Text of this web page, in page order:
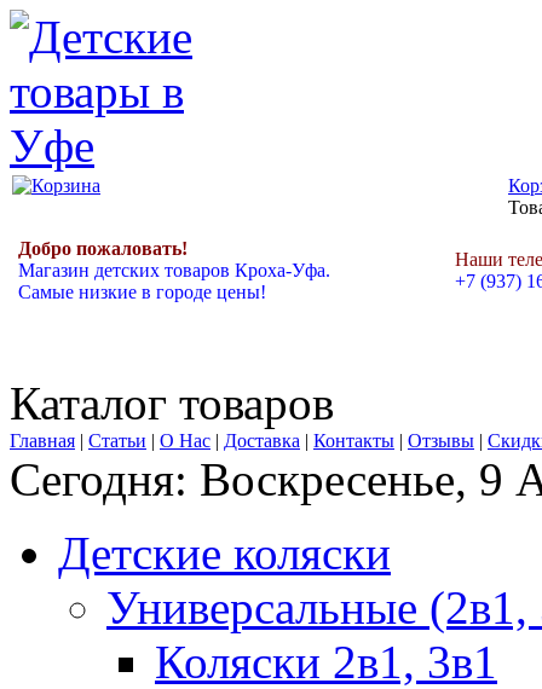
Добро пожаловать!
Магазин детских товаров Кроха-Уфа.
Самые низкие в городе цены!
Наши
+7 (937)
Каталог товаров
Главная | Статьи | О Нас | Доставка | Контакты | Отзывы |
Сегодня: Воскресенье, 9
Детские коляски
Универсальные (2в1,
Коляски 2в1, 3в1